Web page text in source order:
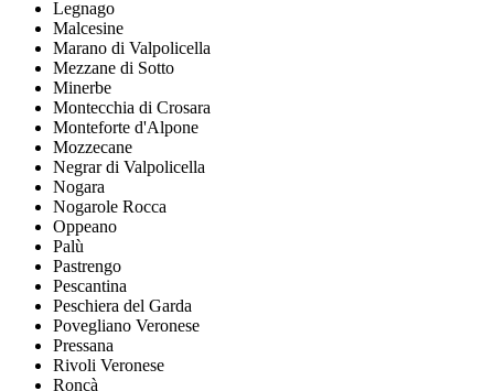
Legnago
Malcesine
Marano di Valpolicella
Mezzane di Sotto
Minerbe
Montecchia di Crosara
Monteforte d'Alpone
Mozzecane
Negrar di Valpolicella
Nogara
Nogarole Rocca
Oppeano
Palù
Pastrengo
Pescantina
Peschiera del Garda
Povegliano Veronese
Pressana
Rivoli Veronese
Roncà